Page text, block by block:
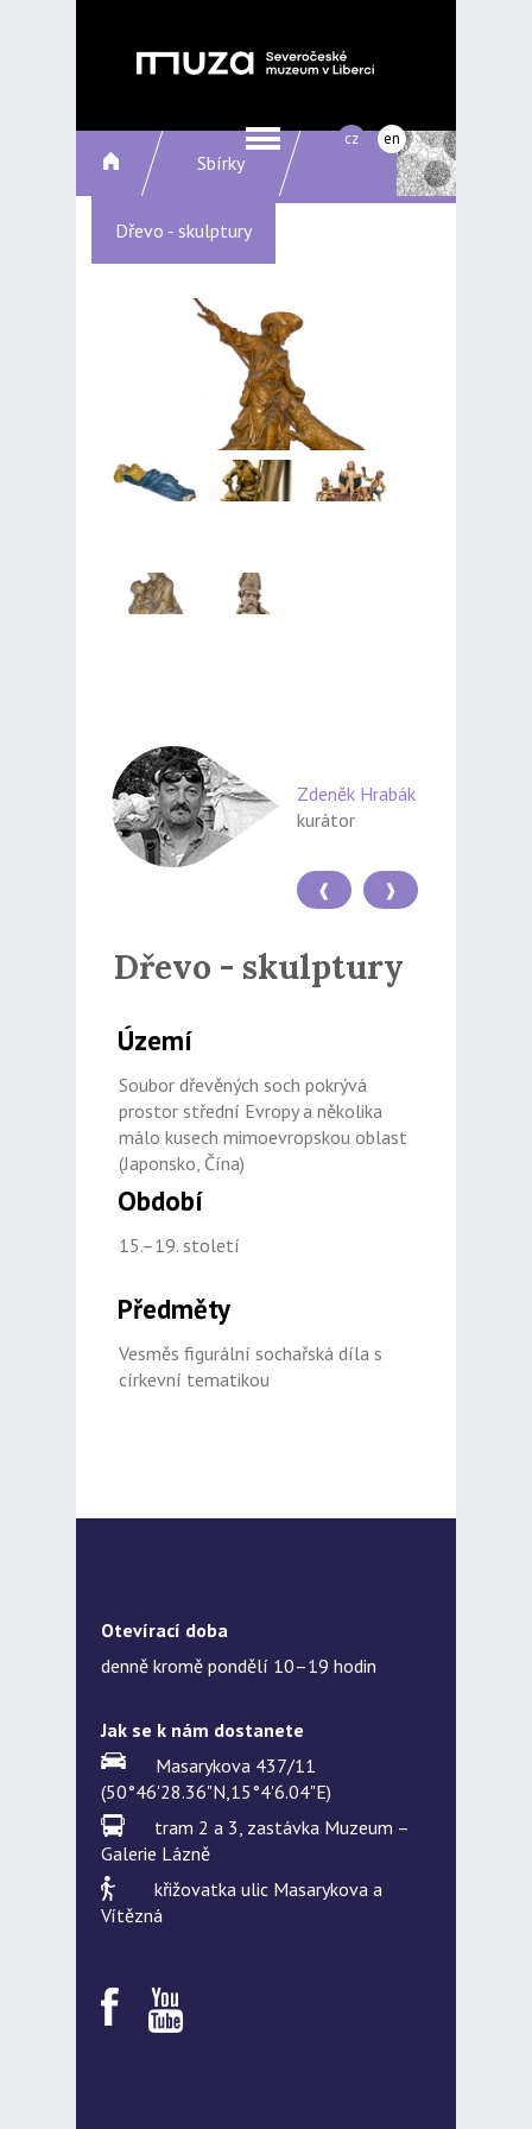
cz en
Sbírky
Dřevo - skulptury
Zdeněk Hrabák
kurátor
❱
❰
Dřevo - skulptury
Území
Soubor dřevěných soch pokrývá
prostor střední Evropy a několika
málo kusech mimoevropskou oblast
(Japonsko, Čína)
Období
15.–19. století
Předměty
Vesměs figurální sochařská díla s
církevní tematikou
Otevírací doba
denně kromě pondělí 10–19 hodin
Jak se k nám dostanete
Masarykova 437/11
(50°46'28.36"N,15°4'6.04"E)
tram 2 a 3, zastávka Muzeum –
Galerie Lázně
křižovatka ulic Masarykova a
Vítězná